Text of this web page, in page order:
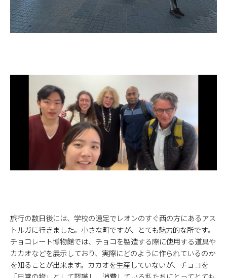
旅行の数日後には、学校の遠足でレオンのすぐ西の方にあるアス
トルガに行きました。小さな町ですが、とても魅力的な所です。
チョコレート博物館では、チョコを製造する際に使用する道具や
カカオなどを展示しており、実際にどのように作られているのか
を知ることが出来ます。カカオを生産していないが、チョコを